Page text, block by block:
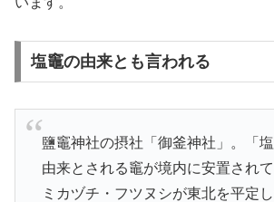
塩竈の由来とも言われる
鹽竈神社の摂社「御釜神社」。「
由来とされる竈が境内に安置され
ミカヅチ・フツヌシが東北を平定